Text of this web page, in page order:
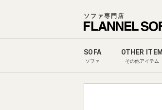
ソファ専門店
SOFA
ソファ
OTHER ITEM
その他アイテム